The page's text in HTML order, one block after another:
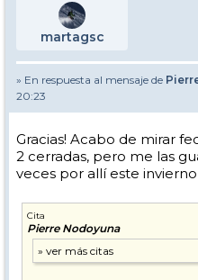
martagsc
» En respuesta al mensaje de
20:23
Gracias! Acabo de mirar
2 cerradas, pero me las
veces por allí este invierno
Cita
Pierre Nodoyuna